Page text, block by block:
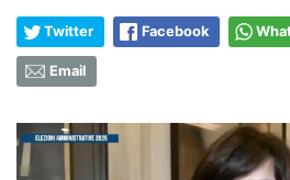
Twitter Facebook
Email